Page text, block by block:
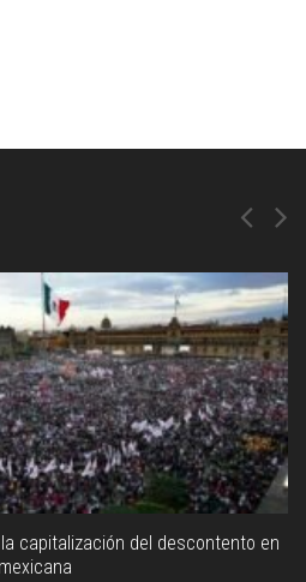
capitalización del descontento en